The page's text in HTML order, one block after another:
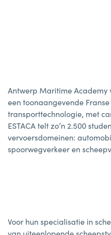
Antwerp Maritime Academy
een toonaangevende
transporttechnologie, met
ESTACA telt zo’n 2.500
vervoersdomeinen:
spoorwegverkeer en
Voor hun specialisatie in